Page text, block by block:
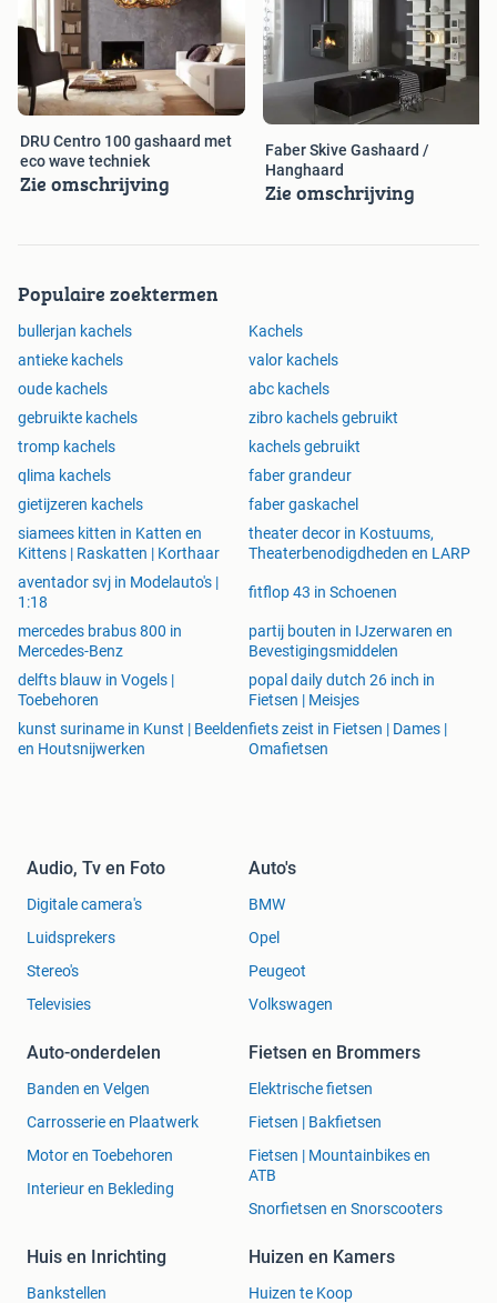
DRU Centro 100 gashaard met
eco wave techniek
Zie omschrijving
Faber Skive Gashaard /
Hanghaard
Zie omschrijving
Populaire zoektermen
bullerjan kachels
Kachels
antieke kachels
valor kachels
oude kachels
abc kachels
gebruikte kachels
zibro kachels gebruikt
tromp kachels
kachels gebruikt
qlima kachels
faber grandeur
gietijzeren kachels
faber gaskachel
siamees kitten in Katten en
Kittens | Raskatten | Korthaar
theater decor in Kostuums,
Theaterbenodigdheden en LARP
aventador svj in Modelauto's |
1:18
fitflop 43 in Schoenen
mercedes brabus 800 in
Mercedes-Benz
partij bouten in IJzerwaren en
Bevestigingsmiddelen
delfts blauw in Vogels |
Toebehoren
popal daily dutch 26 inch in
Fietsen | Meisjes
kunst suriname in Kunst | Beelden
en Houtsnijwerken
fiets zeist in Fietsen | Dames |
Omafietsen
Audio, Tv en Foto
Digitale camera's
Luidsprekers
Stereo's
Televisies
Auto's
BMW
Opel
Peugeot
Volkswagen
Auto-onderdelen
Banden en Velgen
Carrosserie en Plaatwerk
Motor en Toebehoren
Interieur en Bekleding
Fietsen en Brommers
Elektrische fietsen
Fietsen | Bakfietsen
Fietsen | Mountainbikes en
ATB
Snorfietsen en Snorscooters
Huis en Inrichting
Bankstellen
Huizen en Kamers
Huizen te Koop